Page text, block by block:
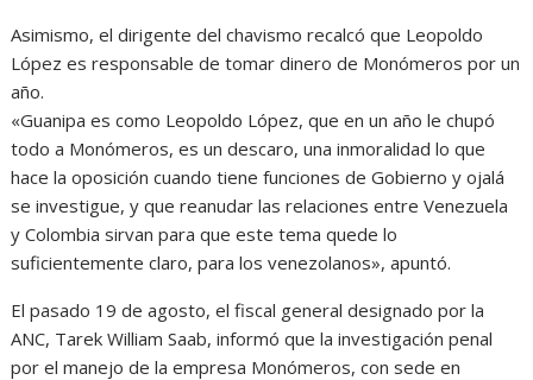
Asimismo, el dirigente del chavismo recalcó que Leopoldo
López es responsable de tomar dinero de Monómeros por un
año.
«Guanipa es como Leopoldo López, que en un año le chupó
todo a Monómeros, es un descaro, una inmoralidad lo que
hace la oposición cuando tiene funciones de Gobierno y ojalá
se investigue, y que reanudar las relaciones entre Venezuela
y Colombia sirvan para que este tema quede lo
suficientemente claro, para los venezolanos», apuntó.
El pasado 19 de agosto, el fiscal general designado por la
ANC, Tarek William Saab, informó que la investigación penal
por el manejo de la empresa Monómeros, con sede en